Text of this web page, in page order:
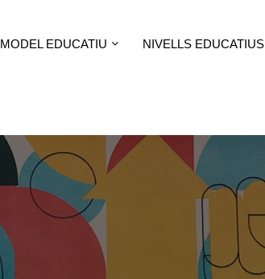
MODEL EDUCATIU NIVELLS EDUCATIUS